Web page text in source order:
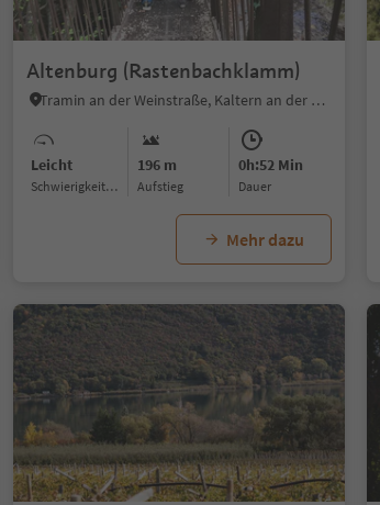
Altenburg (Rastenbachklamm)
Tramin an der Weinstraße, Kaltern an der Weinstraße, Südtiroler Weinstraße
Leicht
Schwierigkeitsgrad
196 m
Aufstieg
0h:52 Min
Dauer
Mehr dazu